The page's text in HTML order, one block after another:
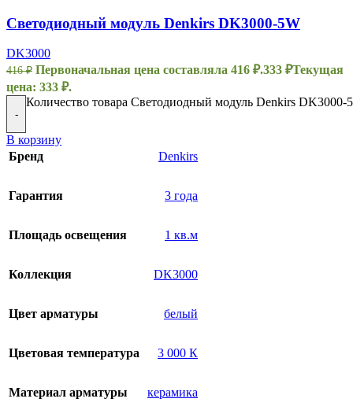
Светодиодный модуль Denkirs DK3000-5W
DK3000
416₽ Первоначальная цена составляла 416 ₽.333 ₽Текущая
цена: 333 ₽.
-
Количество товара Светодиодный модуль Denkirs DK3000-
В корзину
Бренд
Denkirs
Гарантия 3 года
Площадь освещения 1 кв.м
Коллекция DK3000
Цвет арматуры белый
Цветовая температура 3 000 К
Материал арматуры керамика